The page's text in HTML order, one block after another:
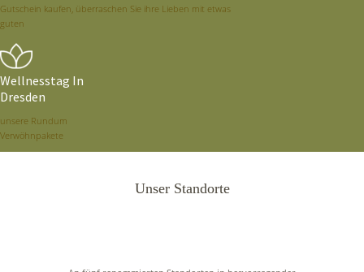
Gutschein kaufen, überraschen Sie ihre Lieben mit etwas
guten
Wellnesstag In
Dresden
unsere Rundum
Verwöhnpakete
Unser Standorte